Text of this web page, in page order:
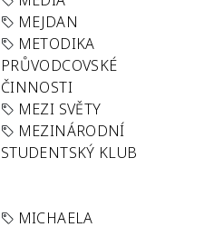
MEJDAN
METODIKA
PRŮVODCOVSKÉ
ČINNOSTI
MEZI SVĚTY
MEZINÁRODNÍ
STUDENTSKÝ KLUB
MICHAELA